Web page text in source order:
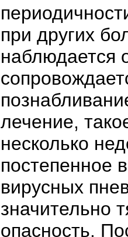
при других
наблюдается
лечение,
несколько
постепенное
вирусных
значительно
опасность.